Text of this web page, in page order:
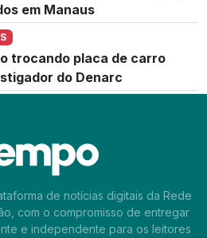
em Manaus
trocando placa de carro
do Denarc
de notícias digitais da Rede
com o compromisso de entregar
e independente para os leitores